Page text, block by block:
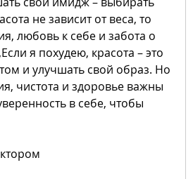
не зависит от веса, то
любовь к себе и забота о
я похудею, красота – это
и улучшать свой образ. Но
чистота и здоровье важны
в себе, чтобы